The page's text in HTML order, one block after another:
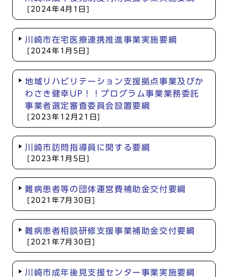
[2024年4月1日]
川崎市在宅医療連携推進事業実施要綱
[2024年1月5日]
地域リハビリテーション支援拠点事業及びか
わさき健幸UP！！プログラム事業業務委託
事業者選定審査委員会設置要綱
[2023年12月21日]
川崎市訪問指導員に関する要綱
[2023年1月5日]
難病患者等の団体運営費補助金交付要綱
[2021年7月30日]
難病患者相談研修支援事業補助金交付要綱
[2021年7月30日]
川崎市成年後見支援センター事業実施要綱